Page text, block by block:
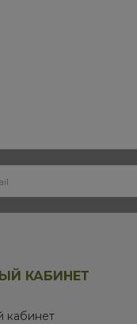
КАБИНЕТ
кабинет